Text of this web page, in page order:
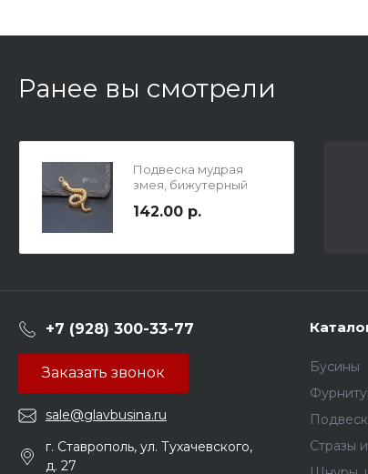
Ранее вы смотрели
Подвеска мудрая
змея, бижутерный
золото, матовое
142.00 р.
+7 (928) 300-33-77
Заказать звонок
sale@glavbusina.ru
г. Ставрополь, ул. Тухачевского,
д. 27
Бусины
Стразы